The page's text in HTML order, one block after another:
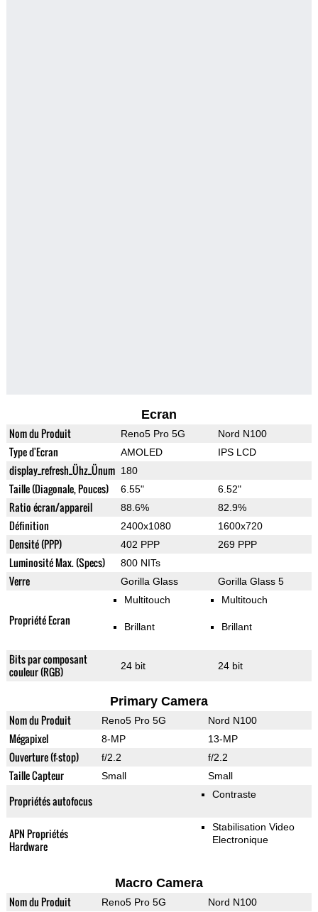
Ecran
Nom du Produit Reno5 Pro 5G Nord N100
Type d'Ecran AMOLED IPS LCD
display_refresh_Ühz_Ünum 180
Taille (Diagonale, Pouces) 6.55" 6.52"
Ratio écran/appareil 88.6% 82.9%
Définition 2400x1080 1600x720
Densité (PPP) 402 PPP 269 PPP
Luminosité Max. (Specs) 800 NITs
Verre Gorilla Glass Gorilla Glass 5
Propriété Ecran
Multitouch
Brillant
Multitouch
Brillant
Bits par composant
couleur (RGB)
24 bit 24 bit
Primary Camera
Nom du Produit Reno5 Pro 5G Nord N100
Mégapixel 8-MP 13-MP
Ouverture (f-stop) f/2.2 f/2.2
Taille Capteur Small Small
Propriétés autofocus Contraste
APN Propriétés
Hardware
Stabilisation Video
Electronique
Macro Camera
Nom du Produit Reno5 Pro 5G Nord N100